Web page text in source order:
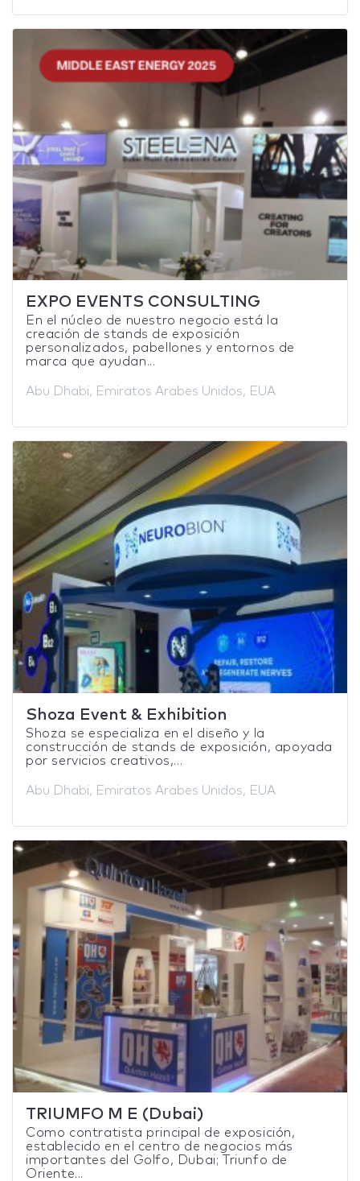
EXPO EVENTS CONSULTING
En el núcleo de nuestro negocio está la
creación de stands de exposición
personalizados, pabellones y entornos de
marca que ayudan...
Abu Dhabi, Emiratos Arabes Unidos, EUA
Shoza Event & Exhibition
Shoza se especializa en el diseño y la
construcción de stands de exposición, apoyada
por servicios creativos,...
Abu Dhabi, Emiratos Arabes Unidos, EUA
TRIUMFO M E (Dubai)
Como contratista principal de exposición,
establecido en el centro de negocios más
importantes del Golfo, Dubai; Triunfo de
Oriente...